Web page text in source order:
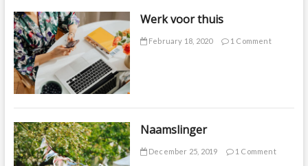
Werk voor thuis
February 18, 2020 1 Comment
Naamslinger
December 25, 2019 1 Comment